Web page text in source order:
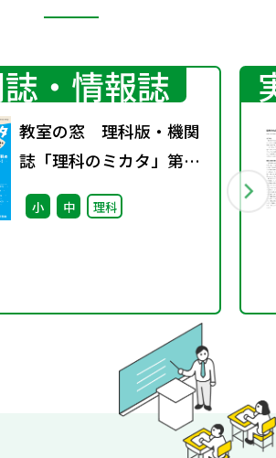
・情報誌
教室の窓 理科版・機関
誌「理科のミカタ」第14
号～特集 小学校理科専
科のここがポイント！～
小 中 理科